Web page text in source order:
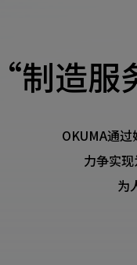
制造服
OKUMA通
力争实
为